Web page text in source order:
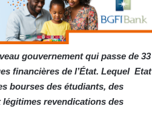
gouvernement qui passe de 33
financières de l’État. Lequel Etat
bourses des étudiants, des
revendications des